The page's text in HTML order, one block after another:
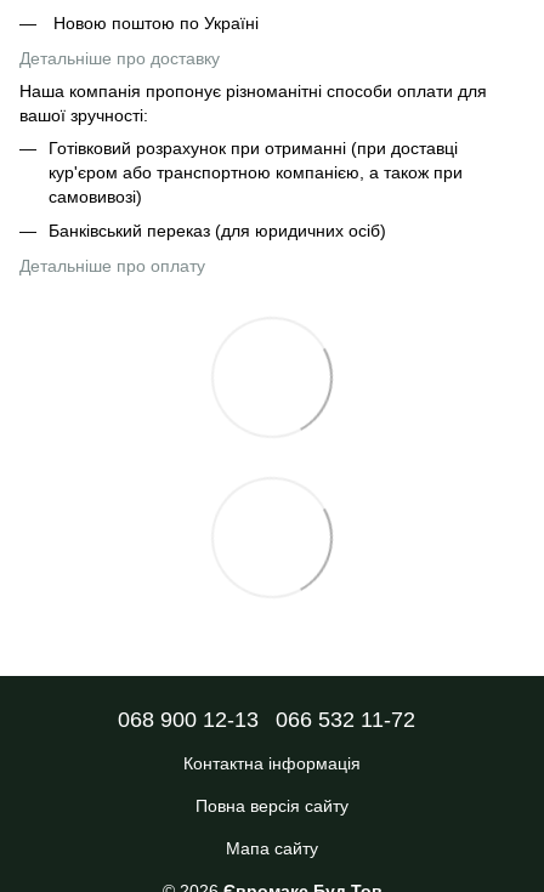
Новою поштою по Україні
Детальніше про доставку
Наша компанія пропонує різноманітні способи оплати для
вашої зручності:
Готівковий розрахунок при отриманні (при доставці
кур'єром або транспортною компанією, а також при
самовивозі)
Банківський переказ (для юридичних осіб)
Детальніше про оплату
068 900 12-13 066 532 11-72
Контактна інформація
Повна версія сайту
Мапа сайту